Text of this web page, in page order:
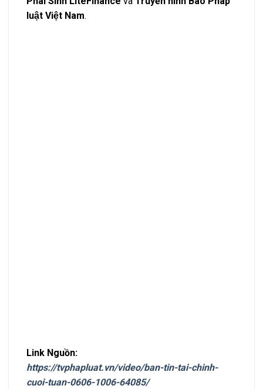
luật Việt Nam.
Link Nguồn:
https://tvphapluat.vn/video/ban-tin-tai-chinh-
cuoi-tuan-0606-1006-64085/